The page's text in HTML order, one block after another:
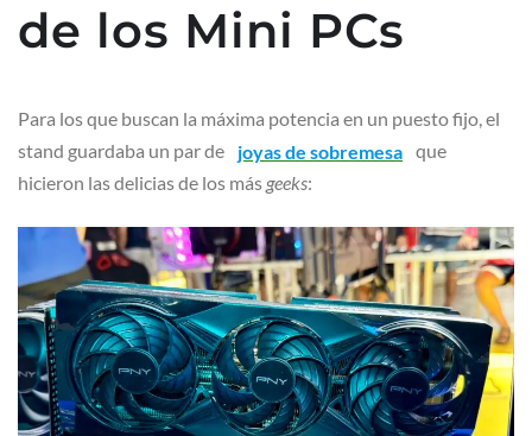
de los Mini PCs
Para los que buscan la máxima potencia en un puesto fijo, el
stand guardaba un par de
joyas de sobremesa que
hicieron las delicias de los más geeks: